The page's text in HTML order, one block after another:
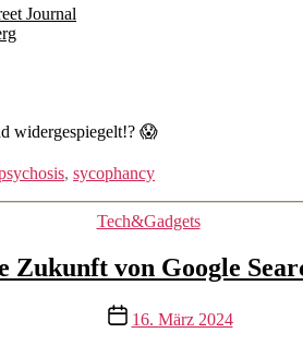
Journal
widergespiegelt!? 😱
, sycophancy
Kategorien
Tech&Gadgets
Zukunft von Google
Veröffentlichungsdatum
16. März 2024